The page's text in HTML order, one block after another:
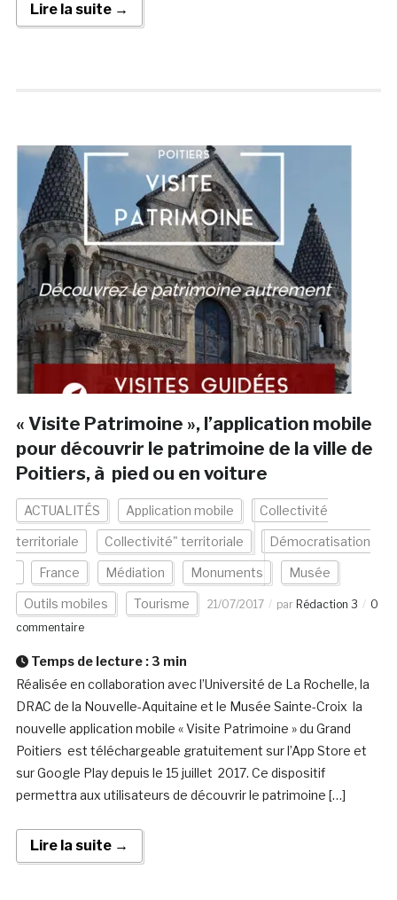
Lire la suite →
« Visite Patrimoine », l’application mobile
pour découvrir le patrimoine de la ville de
Poitiers, à pied ou en voiture
ACTUALITÉS Application mobile Collectivité
territoriale Collectivité" territoriale Démocratisation
France Médiation Monuments Musée
Outils mobiles Tourisme 21/07/2017 par Rédaction 3
0
commentaire
Temps de lecture : 3 min
Réalisée en collaboration avec l’Université de La Rochelle, la
DRAC de la Nouvelle-Aquitaine et le Musée Sainte-Croix la
nouvelle application mobile « Visite Patrimoine » du Grand
Poitiers est téléchargeable gratuitement sur l’App Store et
sur Google Play depuis le 15 juillet 2017. Ce dispositif
permettra aux utilisateurs de découvrir le patrimoine […]
Lire la suite →